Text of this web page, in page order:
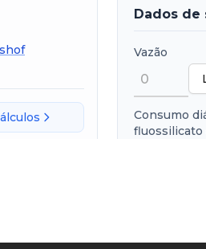
Dados de
Vazão
Consumo
fluossilicato